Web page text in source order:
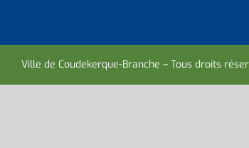
Ville de Coudekerque-Branche – Tous droits